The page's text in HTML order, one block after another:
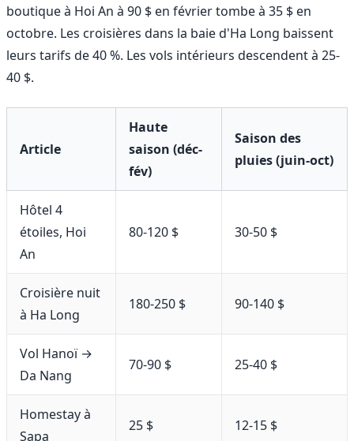
boutique à Hoi An à 90 $ en février tombe à 35 $ en
octobre. Les croisières dans la baie d'Ha Long baissent
leurs tarifs de 40 %. Les vols intérieurs descendent à 25-
40 $.
Article
Haute
saison (déc-
fév)
Saison des
pluies (juin-oct)
Hôtel 4
étoiles, Hoi
An
80-120 $ 30-50 $
Croisière nuit
à Ha Long
180-250 $ 90-140 $
Vol Hanoï →
Da Nang
70-90 $ 25-40 $
Homestay à
Sapa
25 $ 12-15 $